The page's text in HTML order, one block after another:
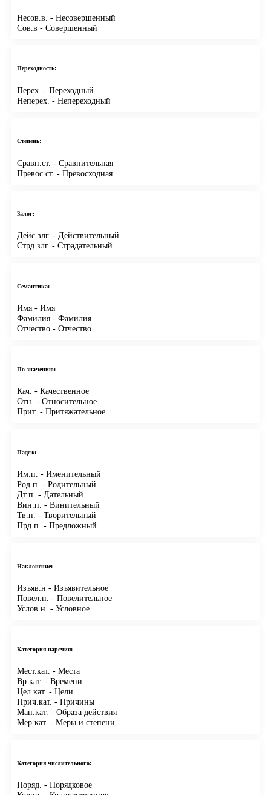
Несов.в. - Несовершенный
Сов.в - Совершенный
Переходность:
Перех. - Переходный
Неперех. - Непереходный
Степень:
Сравн.ст. - Сравнительная
Превос.ст. - Превосходная
Залог:
Дейс.злг. - Действительный
Стрд.злг. - Страдательный
Семантика:
Имя - Имя
Фамилия - Фамилия
Отчество - Отчество
По значению:
Кач. - Качественное
Отн. - Относительное
Прит. - Притяжательное
Падеж:
Им.п. - Именительный
Род.п. - Родительный
Дт.п. - Дательный
Вин.п. - Винительный
Тв.п. - Творительный
Прд.п. - Предложный
Наклонение:
Изъяв.н - Изъявительное
Повел.н. - Повелительное
Услов.н. - Условное
Категория наречия:
Мест.кат. - Места
Вр.кат. - Времени
Цел.кат. - Цели
Прич.кат. - Причины
Ман.кат. - Образа действия
Мер.кат. - Меры и степени
Категория числительного:
Поряд. - Порядковое